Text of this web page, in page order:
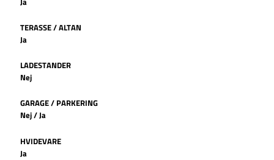
TERASSE / ALTAN
Ja
LADESTANDER
Nej
GARAGE / PARKERING
Nej / Ja
HVIDEVARE
Ja